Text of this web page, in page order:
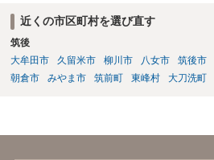
近くの市区町村を選び直す
筑後
大牟田市
久留米市 柳川市 八女市 筑後市
朝倉市
みやま市 筑前町 東峰村 大刀洗町